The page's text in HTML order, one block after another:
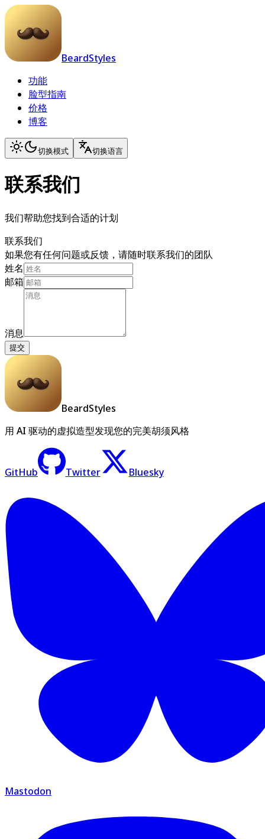
BeardStyles
功能
脸型指南
价格
博客
切换模式 切换语言
联系我们
我们帮助您找到合适的计划
联系我们
如果您有任何问题或反馈，请随时联系我们的团队
姓名
邮箱
消息
提交
BeardStyles
用 AI 驱动的虚拟造型发现您的完美胡须风格
GitHub Twitter Bluesky
Mastodon